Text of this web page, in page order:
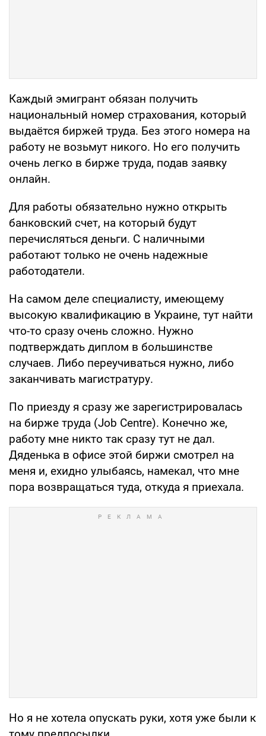
Каждый эмигрант обязан получить
национальный номер страхования, который
выдаётся биржей труда. Без этого номера на
работу не возьмут никого. Но его получить
очень легко в бирже труда, подав заявку
онлайн.
Для работы обязательно нужно открыть
банковский счет, на который будут
перечисляться деньги. С наличными
работают только не очень надежные
работодатели.
На самом деле специалисту, имеющему
высокую квалификацию в Украине, тут найти
что-то сразу очень сложно. Нужно
подтверждать диплом в большинстве
случаев. Либо переучиваться нужно, либо
заканчивать магистратуру.
По приезду я сразу же зарегистрировалась
на бирже труда (Job Centre). Конечно же,
работу мне никто так сразу тут не дал.
Дяденька в офисе этой биржи смотрел на
меня и, ехидно улыбаясь, намекал, что мне
пора возвращаться туда, откуда я приехала.
Но я не хотела опускать руки, хотя уже были к